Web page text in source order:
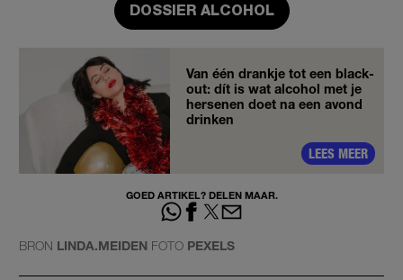
DOSSIER ALCOHOL
Van één drankje tot een black-
out: dít is wat alcohol met je
hersenen doet na een avond
drinken
LEES MEER
GOED ARTIKEL? DELEN MAAR.
BRON LINDA.MEIDEN FOTO PEXELS